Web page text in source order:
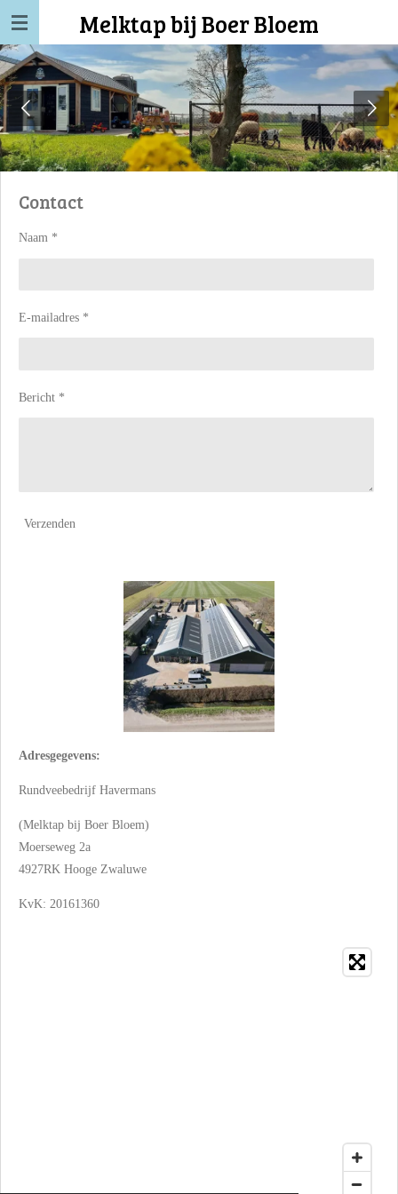
Ga
naar
de
hoofdinhoud
Melktap bij Boer Bloem
Contact
Naam *
E-mailadres *
Bericht *
Verzenden
Adresgegevens:
Rundveebedrijf Havermans
(Melktap bij Boer Bloem)
Moerseweg 2a
4927RK Hooge Zwaluwe
KvK: 20161360